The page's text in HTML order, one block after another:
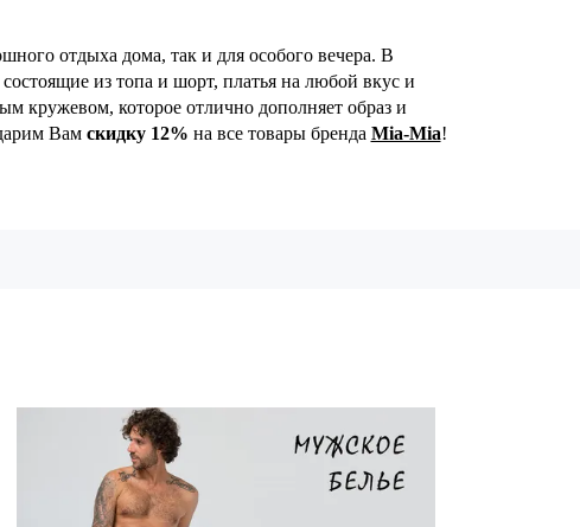
отдыха дома, так и для особого вечера. В
из топа и шорт, платья на любой вкус и
кружевом, которое отлично дополняет образ и
Вам скидку 12% на все товары бренда Mia-Mia!